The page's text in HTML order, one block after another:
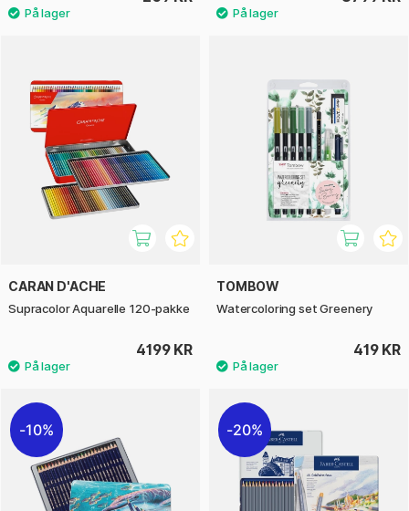
CARAN D'ACHE
Supracolor Aquarelle 120-pakke
4199 KR
TOMBOW
Watercoloring set Greenery
419 KR
10% 20%